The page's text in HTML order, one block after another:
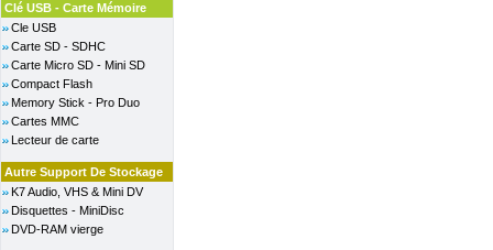
Clé USB - Carte Mémoire
Cle USB
Carte SD - SDHC
Carte Micro SD - Mini SD
Compact Flash
Memory Stick - Pro Duo
Cartes MMC
Lecteur de carte
Autre Support De Stockage
K7 Audio, VHS & Mini DV
Disquettes - MiniDisc
DVD-RAM vierge